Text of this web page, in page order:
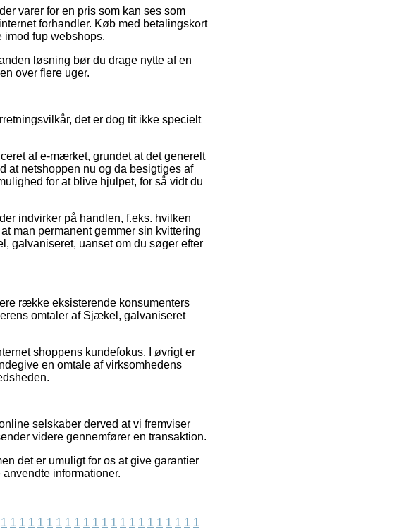
varer for en pris som kan ses som
forhandler. Køb med betalingskort
imod fup webshops.
løsning bør du drage nytte af en
over flere uger.
det er dog tit ikke specielt
af e-mærket, grundet at det generelt
at netshoppen nu og da besigtiges af
for at blive hjulpet, for så vidt du
indvirker på handlen, f.eks. hvilken
man permanent gemmer sin kvittering
galvaniseret, uanset om du søger efter
række eksisterende konsumenters
omtaler af Sjækel, galvaniseret
shoppens kundefokus. I øvrigt er
en omtale af virksomhedens
selskaber derved at vi fremviser
videre gennemfører en transaktion.
det er umuligt for os at give garantier
informationer.
1 1 1 1 1 1 1 1 1 1 1 1 1 1 1 1 1 1 1 1 1 1